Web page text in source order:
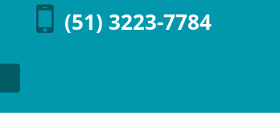
(51) 3223-7784